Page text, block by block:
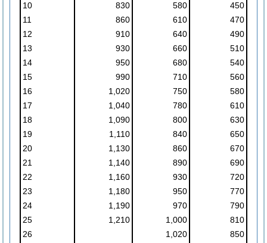
10
830 580
450
11
860 610
470
12
910 640
490
13
930 660
510
14
950 680
540
15
990 710
560
16
1,020 750
580
17
1,040 780
610
18
1,090 800
630
19
1,110 840
650
20
1,130 860
670
21
1,140 890
690
22
1,160 930
720
23
1,180 950
770
24
1,190 970
790
25
1,210 1,000
810
26
1,020
850